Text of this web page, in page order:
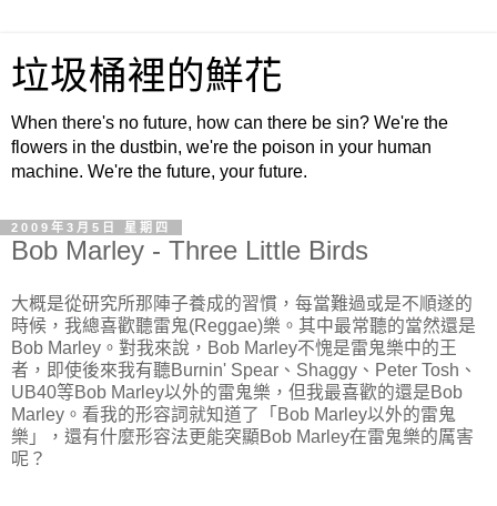
垃圾桶裡的鮮花
When there's no future, how can there be sin? We're the
flowers in the dustbin, we're the poison in your human
machine. We're the future, your future.
2009年3月5日 星期四
Bob Marley - Three Little Birds
大概是從研究所那陣子養成的習慣，每當難過或是不順遂的
時候，我總喜歡聽雷鬼(Reggae)樂。其中最常聽的當然還是
Bob Marley。對我來說，Bob Marley不愧是雷鬼樂中的王
者，即使後來我有聽Burnin' Spear、Shaggy、Peter Tosh、
UB40等Bob Marley以外的雷鬼樂，但我最喜歡的還是Bob
Marley。看我的形容詞就知道了「Bob Marley以外的雷鬼
樂」，還有什麼形容法更能突顯Bob Marley在雷鬼樂的厲害
呢？